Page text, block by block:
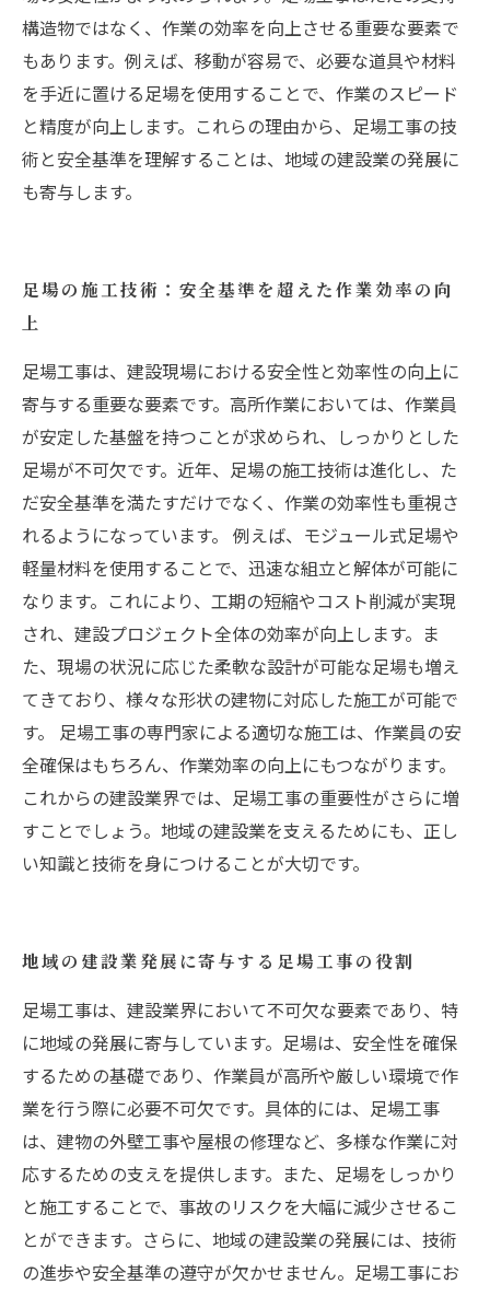
構造物ではなく、作業の効率を向上させる重要な要素で
もあります。例えば、移動が容易で、必要な道具や材料
を手近に置ける足場を使用することで、作業のスピード
と精度が向上します。これらの理由から、足場工事の技
術と安全基準を理解することは、地域の建設業の発展に
も寄与します。
足場の施工技術：安全基準を超えた作業効率の向
上
足場工事は、建設現場における安全性と効率性の向上に
寄与する重要な要素です。高所作業においては、作業員
が安定した基盤を持つことが求められ、しっかりとした
足場が不可欠です。近年、足場の施工技術は進化し、た
だ安全基準を満たすだけでなく、作業の効率性も重視さ
れるようになっています。 例えば、モジュール式足場や
軽量材料を使用することで、迅速な組立と解体が可能に
なります。これにより、工期の短縮やコスト削減が実現
され、建設プロジェクト全体の効率が向上します。ま
た、現場の状況に応じた柔軟な設計が可能な足場も増え
てきており、様々な形状の建物に対応した施工が可能で
す。 足場工事の専門家による適切な施工は、作業員の安
全確保はもちろん、作業効率の向上にもつながります。
これからの建設業界では、足場工事の重要性がさらに増
すことでしょう。地域の建設業を支えるためにも、正し
い知識と技術を身につけることが大切です。
地域の建設業発展に寄与する足場工事の役割
足場工事は、建設業界において不可欠な要素であり、特
に地域の発展に寄与しています。足場は、安全性を確保
するための基礎であり、作業員が高所や厳しい環境で作
業を行う際に必要不可欠です。具体的には、足場工事
は、建物の外壁工事や屋根の修理など、多様な作業に対
応するための支えを提供します。また、足場をしっかり
と施工することで、事故のリスクを大幅に減少させるこ
とができます。さらに、地域の建設業の発展には、技術
の進歩や安全基準の遵守が欠かせません。足場工事にお